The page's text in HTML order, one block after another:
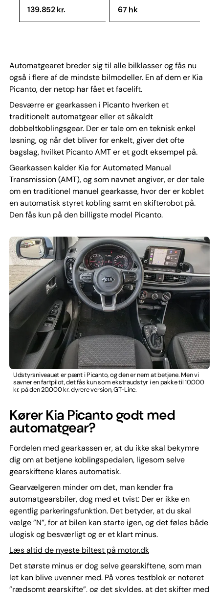
139.852 kr. 67 hk
Automatgearet breder sig til alle bilklasser og fås nu
også i flere af de mindste bilmodeller. En af dem er Kia
Picanto, der netop har fået et facelift.
Desværre er gearkassen i Picanto hverken et
traditionelt automatgear eller et såkaldt
dobbeltkoblingsgear. Der er tale om en teknisk enkel
løsning, og når det bliver for enkelt, giver det ofte
bagslag, hvilket Picanto AMT er et godt eksempel på.
Gearkassen kalder Kia for Automated Manual
Transmission (AMT), og som navnet angiver, er der tale
om en traditionel manuel gearkasse, hvor der er koblet
en automatisk styret kobling samt en skifterobot på.
Den fås kun på den billigste model Picanto.
Udstyrsniveauet er pænt i Picanto, og den er nem at betjene. Men vi
savner en fartpilot, det fås kun som ekstraudstyr i en pakke til 10.000
kr. på den 20.000 kr. dyrere version, GT-Line.
Kører Kia Picanto godt med
automatgear?
Fordelen med gearkassen er, at du ikke skal bekymre
dig om at betjene koblingspedalen, ligesom selve
gearskiftene klares automatisk.
Gearvælgeren minder om det, man kender fra
automatgearsbiler, dog med et tvist: Der er ikke en
egentlig parkeringsfunktion. Det betyder, at du skal
vælge ”N”, for at bilen kan starte igen, og det føles både
ulogisk og besværligt og er et klart minus.
Læs altid de nyeste biltest på motor.dk
Det største minus er dog selve gearskiftene, som man
let kan blive uvenner med. På vores testblok er noteret
”rædsomt gearskifte”, og det skyldes, at det skifter med